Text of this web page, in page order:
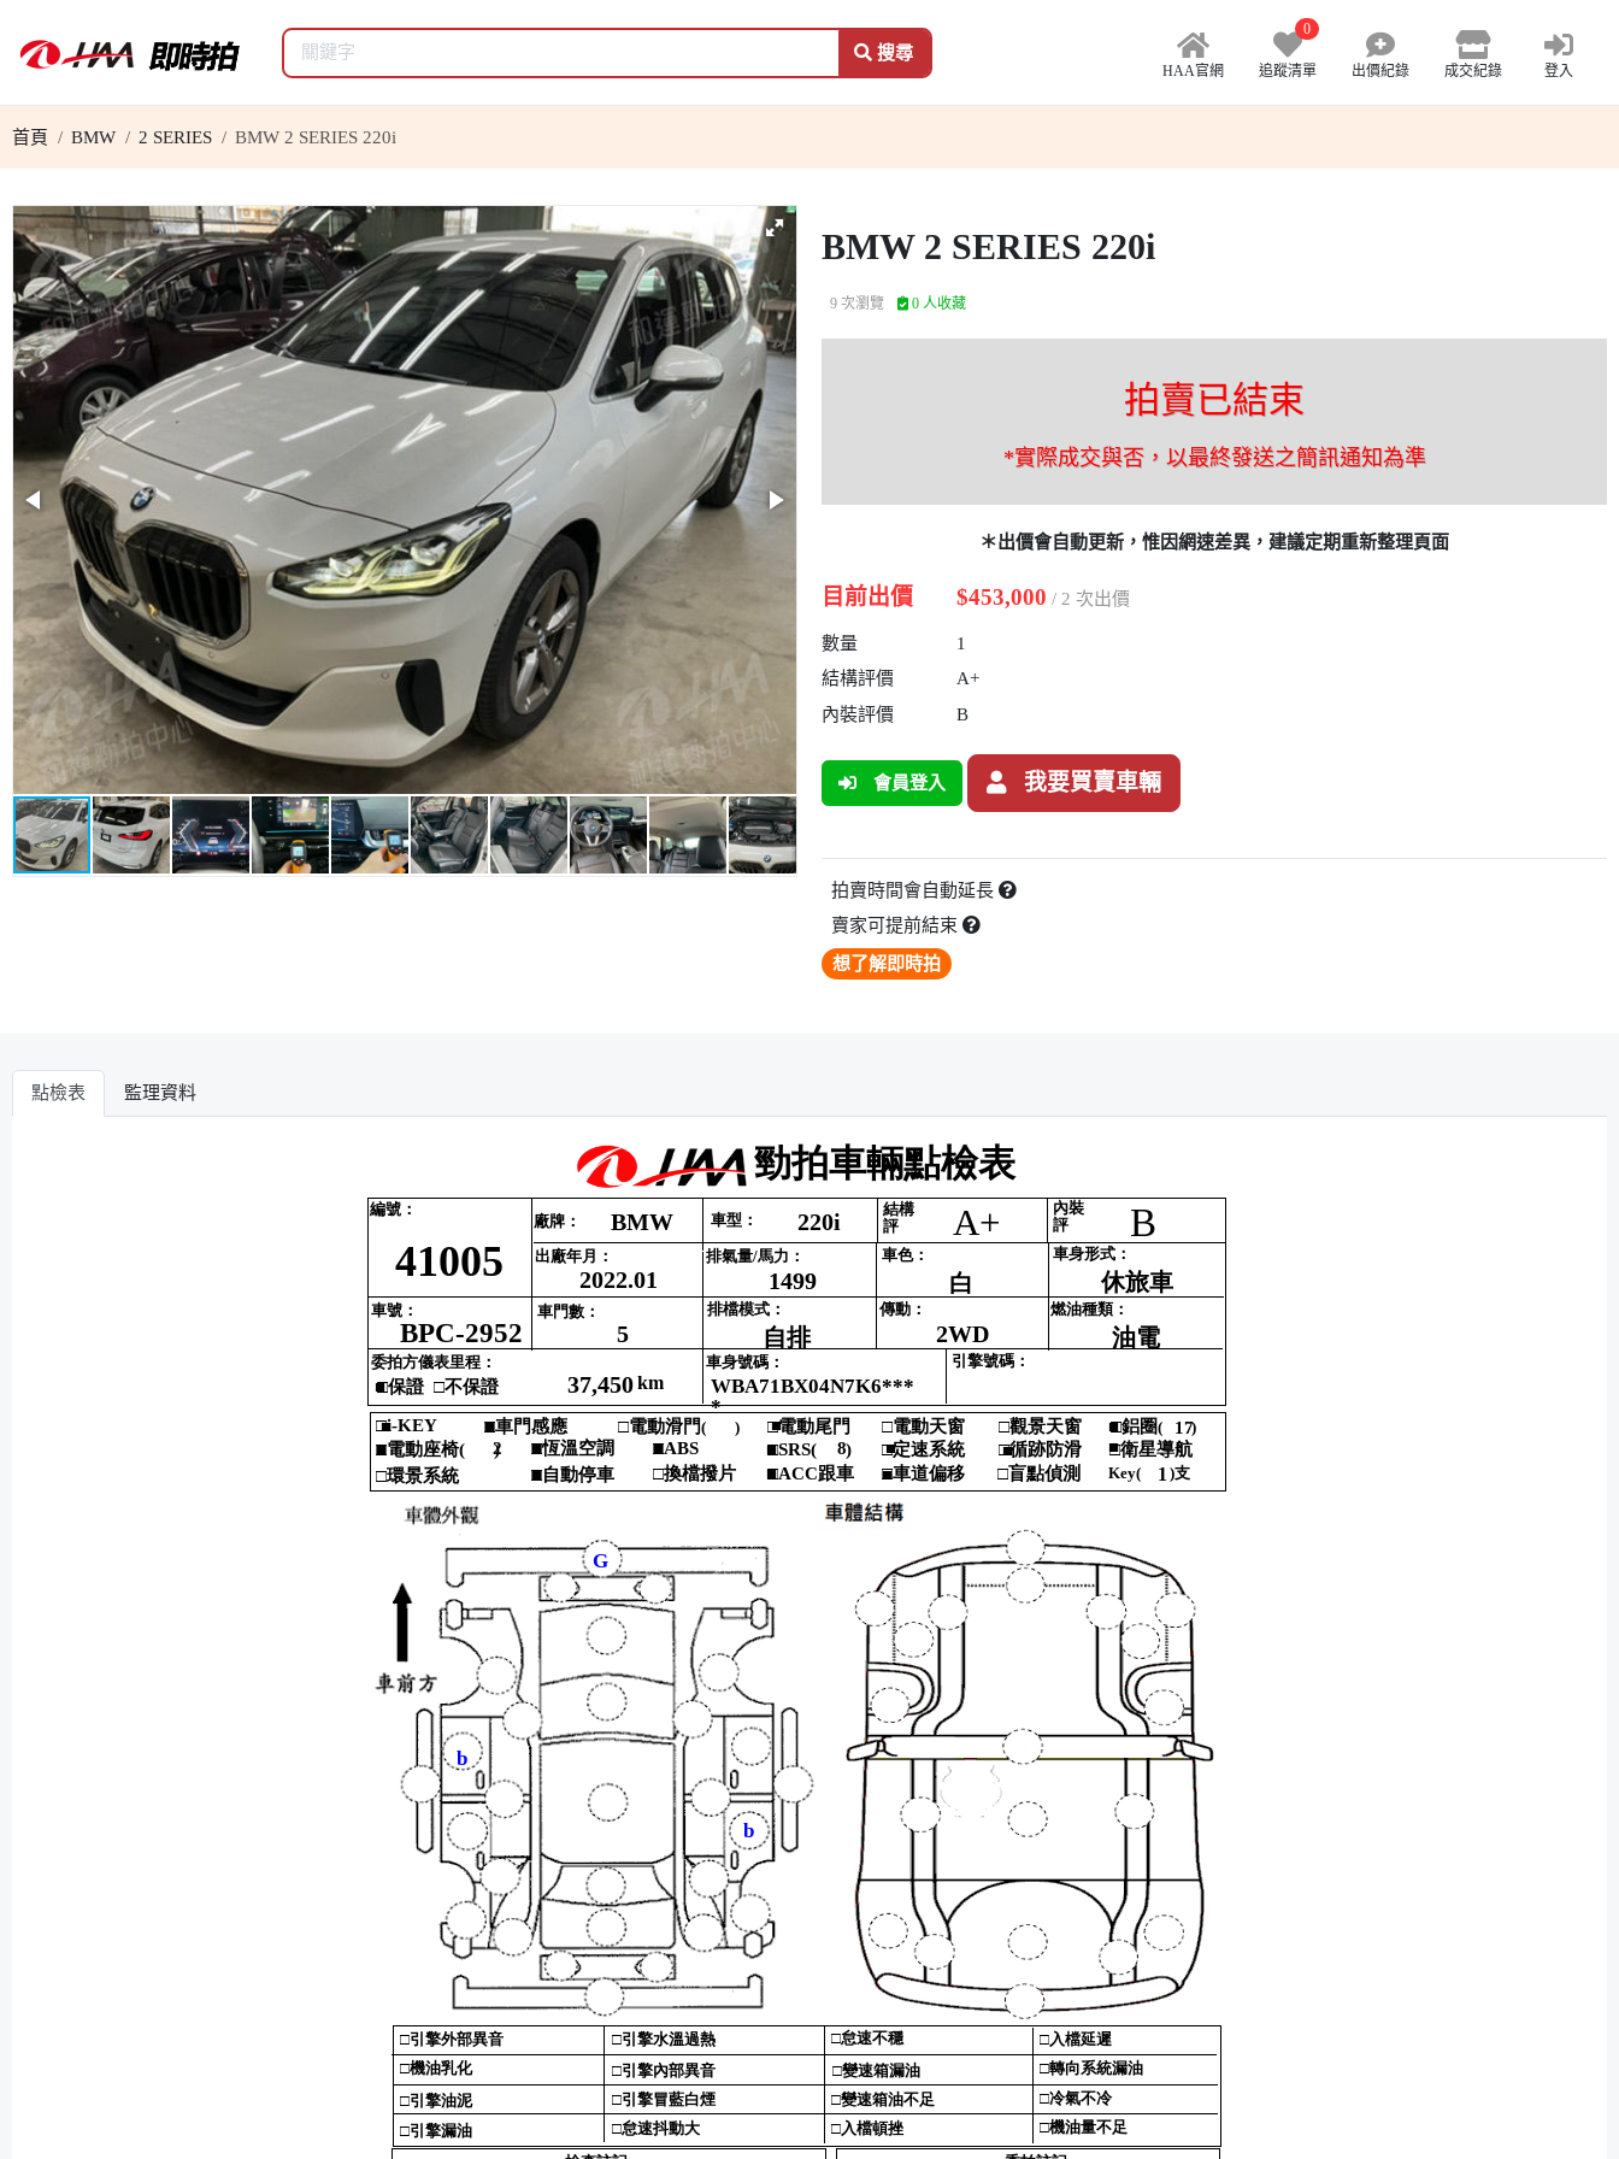
搜尋
HAA官網
0
追蹤清單 出價紀錄 成交紀錄 登入
首頁 BMW 2 SERIES BMW 2 SERIES 220i
BMW 2 SERIES 220i
9 次瀏覽 0 人收藏
拍賣已結束
*實際成交與否，以最終發送之簡訊通知為準
＊出價會自動更新，惟因網速差異，建議定期重新整理頁面
目前出價 $453,000 / 2 次出價
數量
1
結構評價
A+
內裝評價
B
會員登入 我要買賣車輛
拍賣時間會自動延長
賣家可提前結束
想了解即時拍
點檢表 監理資料